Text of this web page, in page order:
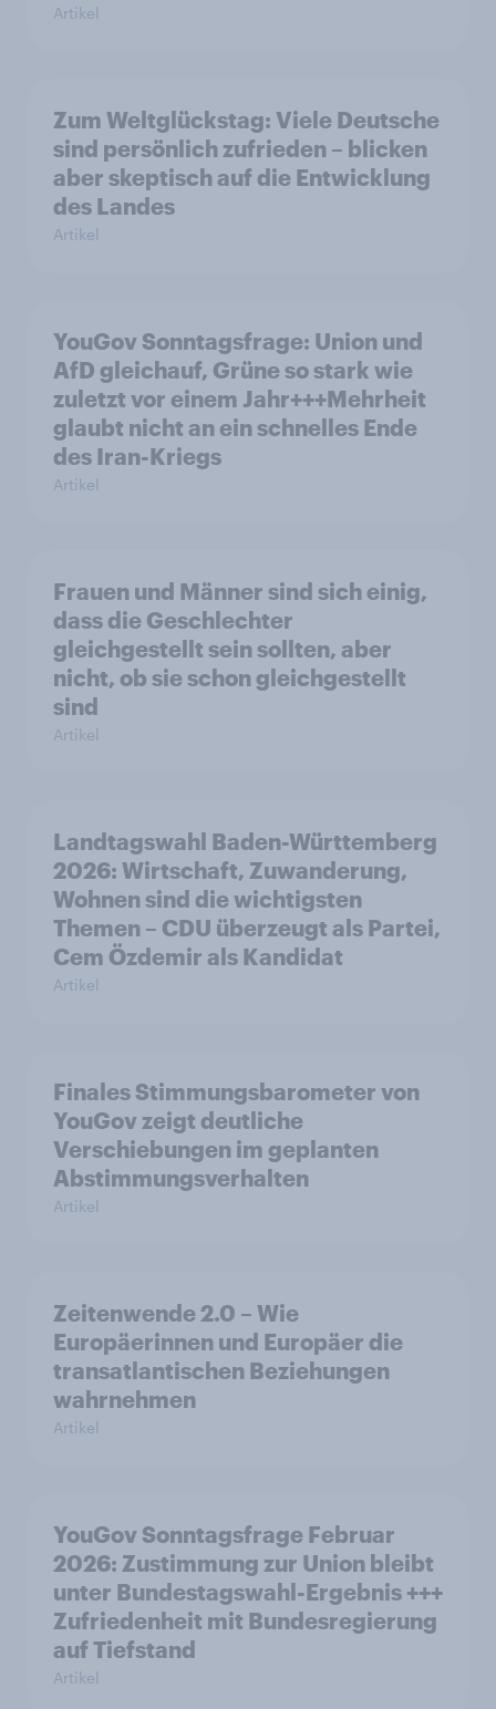
Artikel
Zum Weltglückstag: Viele Deutsche
sind persönlich zufrieden – blicken
aber skeptisch auf die Entwicklung
des Landes
Artikel
YouGov Sonntagsfrage: Union und
AfD gleichauf, Grüne so stark wie
zuletzt vor einem Jahr+++Mehrheit
glaubt nicht an ein schnelles Ende
des Iran-Kriegs
Artikel
Frauen und Männer sind sich einig,
dass die Geschlechter
gleichgestellt sein sollten, aber
nicht, ob sie schon gleichgestellt
sind
Artikel
Landtagswahl Baden-Württemberg
2026: Wirtschaft, Zuwanderung,
Wohnen sind die wichtigsten
Themen – CDU überzeugt als Partei,
Cem Özdemir als Kandidat
Artikel
Finales Stimmungsbarometer von
YouGov zeigt deutliche
Verschiebungen im geplanten
Abstimmungsverhalten
Artikel
Zeitenwende 2.0 – Wie
Europäerinnen und Europäer die
transatlantischen Beziehungen
wahrnehmen
Artikel
YouGov Sonntagsfrage Februar
2026: Zustimmung zur Union bleibt
unter Bundestagswahl-Ergebnis +++
Zufriedenheit mit Bundesregierung
auf Tiefstand
Artikel